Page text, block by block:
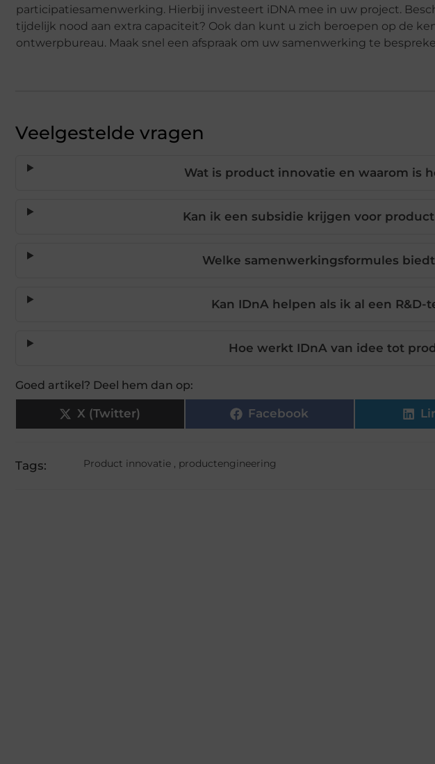
participatiesamenwerking. Hierbij investeert iDNA mee in uw project.
tijdelijk nood aan extra capaciteit? Ook dan kunt u zich beroepen op de
ontwerpbureau. Maak snel een afspraak om uw samenwerking te
Veelgestelde vragen
Wat is product innovatie en waarom is
Kan ik een subsidie krijgen voor
Welke samenwerkingsformules biedt
Kan IDnA helpen als ik al een R&D-
Hoe werkt IDnA van idee tot
Goed artikel? Deel hem dan op:
X (Twitter) Facebook
Tags: Product innovatie, productengineering